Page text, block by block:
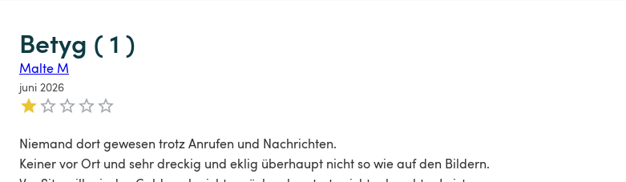
Betyg ( 1 )
Malte M
juni 2026
Niemand dort gewesen trotz Anrufen und Nachrichten.
Keiner vor Ort und sehr dreckig und eklig überhaupt nicht so wie auf den Bildern.